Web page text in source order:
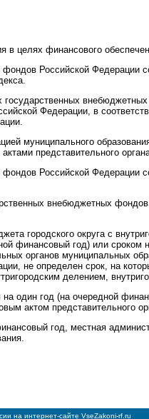
в целях финансового
Российской Федерации
Федерации, в
муниципального
представительного
Российской Федерации
внебюджетных
городского округа с
финансовый год) или сроком
органов муниципальных
не определен срок, на
делением,
один год (на очередной
актом представительного
год, местная
на интернет-сайте VseZakoni-rf.ru